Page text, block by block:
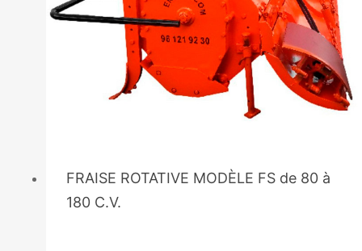
FRAISE ROTATIVE MODÈLE FS de 80 à
180 C.V.